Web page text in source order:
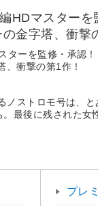
HDマスターを
金字塔、衝撃
ターを監修・承認！
、衝撃の第1作！
ノストロモ号は、
最後に残された
プレ